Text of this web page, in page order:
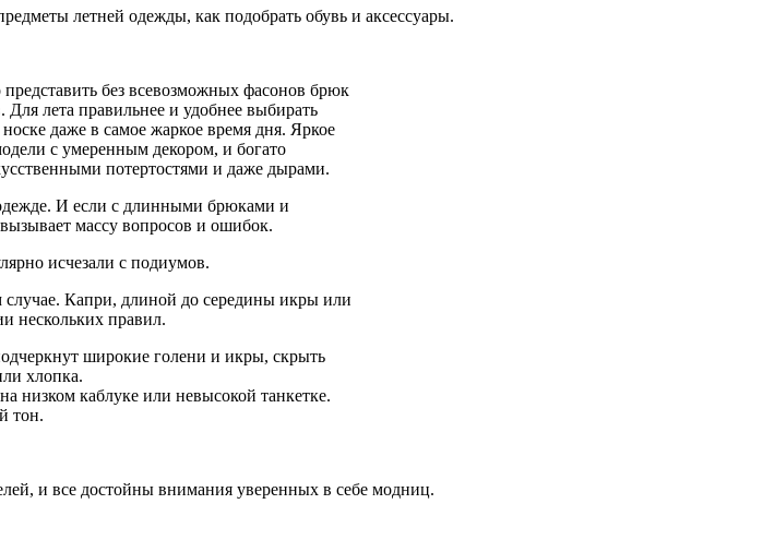
летней одежды, как подобрать обувь и аксессуары.
без всевозможных фасонов брюк
лета правильнее и удобнее выбирать
даже в самое жаркое время дня. Яркое
с умеренным декором, и богато
потертостями и даже дырами.
И если с длинными брюками и
массу вопросов и ошибок.
исчезали с подиумов.
случае. Капри, длиной до середины икры или
нескольких правил.
широкие голени и икры, скрыть
хлопка.
низком каблуке или невысокой танкетке.
тон.
и все достойны внимания уверенных в себе модниц.